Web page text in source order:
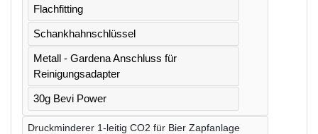
Flachfitting
Schankhahnschlüssel
Metall - Gardena Anschluss für
Reinigungsadapter
30g Bevi Power
Druckminderer 1-leitig CO2 für Bier Zapfanlage